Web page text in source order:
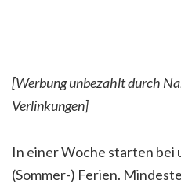
[Werbung unbezahlt durch
Verlinkungen]
In einer Woche starten bei
(Sommer-) Ferien.